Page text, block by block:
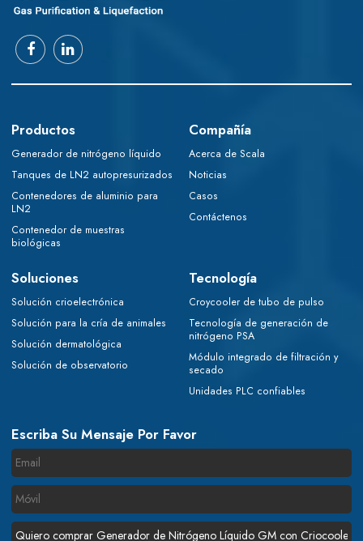
Productos
Generador de nitrógeno líquido
Tanques de LN2 autopresurizados
Contenedores de aluminio para
LN2
Contenedor de muestras
biológicas
Compañía
Acerca de Scala
Noticias
Casos
Contáctenos
Soluciones
Solución crioelectrónica
Solución para la cría de animales
Solución dermatológica
Solución de observatorio
Tecnología
Croycooler de tubo de pulso
Tecnología de generación de
nitrógeno PSA
Módulo integrado de filtración y
secado
Unidades PLC confiables
Escriba Su Mensaje Por Favor